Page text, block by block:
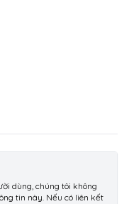
dùng, chúng tôi không
tin này. Nếu có liên kết